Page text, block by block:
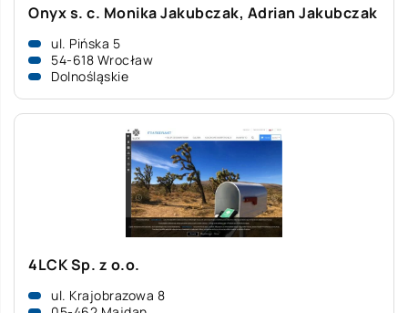
Onyx s. c. Monika Jakubczak, Adrian Jakubczak
ul. Pińska 5
54-618 Wrocław
Dolnośląskie
4LCK Sp. z o.o.
ul. Krajobrazowa 8